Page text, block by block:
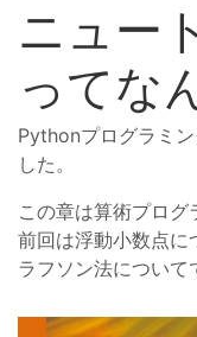
ニュー
ってな
Pythonプログラミ
した。
この章は算術プログ
前回は浮動小数点に
ラフソン法について